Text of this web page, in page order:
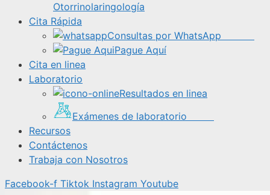
Otorrinolaringología
Cita Rápida
Consultas por WhatsApp
Pague Aquí
Cita en linea
Laboratorio
Resultados en linea
Exámenes de laboratorio
Recursos
Contáctenos
Trabaja con Nosotros
Facebook-f Tiktok Instagram Youtube